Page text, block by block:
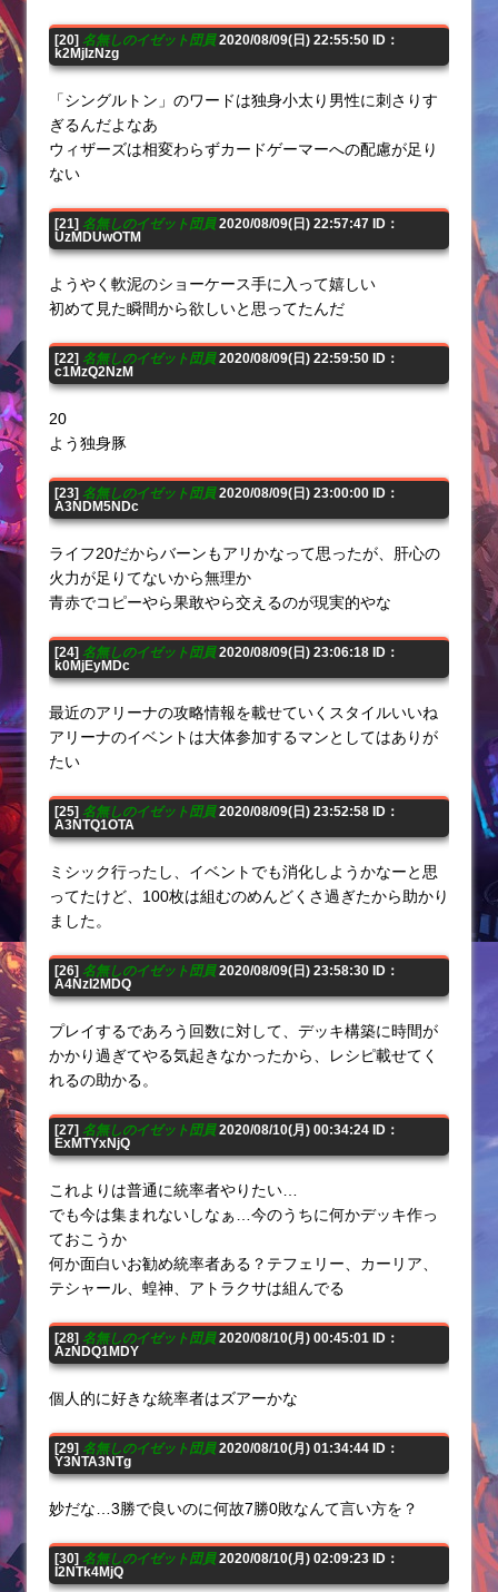
[20] 名無しのイゼット団員2020/08/09(日) 22:55:50 ID：
k2MjIzNzg
「シングルトン」のワードは独身小太り男性に刺さりす
ぎるんだよなあ
ウィザーズは相変わらずカードゲーマーへの配慮が足り
ない
[21] 名無しのイゼット団員2020/08/09(日) 22:57:47 ID：
UzMDUwOTM
ようやく軟泥のショーケース手に入って嬉しい
初めて見た瞬間から欲しいと思ってたんだ
[22] 名無しのイゼット団員2020/08/09(日) 22:59:50 ID：
c1MzQ2NzM
20
よう独身豚
[23] 名無しのイゼット団員2020/08/09(日) 23:00:00 ID：
A3NDM5NDc
ライフ20だからバーンもアリかなって思ったが、肝心の
火力が足りてないから無理か
青赤でコピーやら果敢やら交えるのが現実的やな
[24] 名無しのイゼット団員2020/08/09(日) 23:06:18 ID：
k0MjEyMDc
最近のアリーナの攻略情報を載せていくスタイルいいね
アリーナのイベントは大体参加するマンとしてはありが
たい
[25] 名無しのイゼット団員2020/08/09(日) 23:52:58 ID：
A3NTQ1OTA
ミシック行ったし、イベントでも消化しようかなーと思
ってたけど、100枚は組むのめんどくさ過ぎたから助かり
ました。
[26] 名無しのイゼット団員2020/08/09(日) 23:58:30 ID：
A4NzI2MDQ
プレイするであろう回数に対して、デッキ構築に時間が
かかり過ぎてやる気起きなかったから、レシピ載せてく
れるの助かる。
[27] 名無しのイゼット団員2020/08/10(月) 00:34:24 ID：
ExMTYxNjQ
これよりは普通に統率者やりたい…
でも今は集まれないしなぁ…今のうちに何かデッキ作っ
ておこうか
何か面白いお勧め統率者ある？テフェリー、カーリア、
テシャール、蝗神、アトラクサは組んでる
[28] 名無しのイゼット団員2020/08/10(月) 00:45:01 ID：
AzNDQ1MDY
個人的に好きな統率者はズアーかな
[29] 名無しのイゼット団員2020/08/10(月) 01:34:44 ID：
Y3NTA3NTg
妙だな…3勝で良いのに何故7勝0敗なんて言い方を？
[30] 名無しのイゼット団員2020/08/10(月) 02:09:23 ID：
I2NTk4MjQ